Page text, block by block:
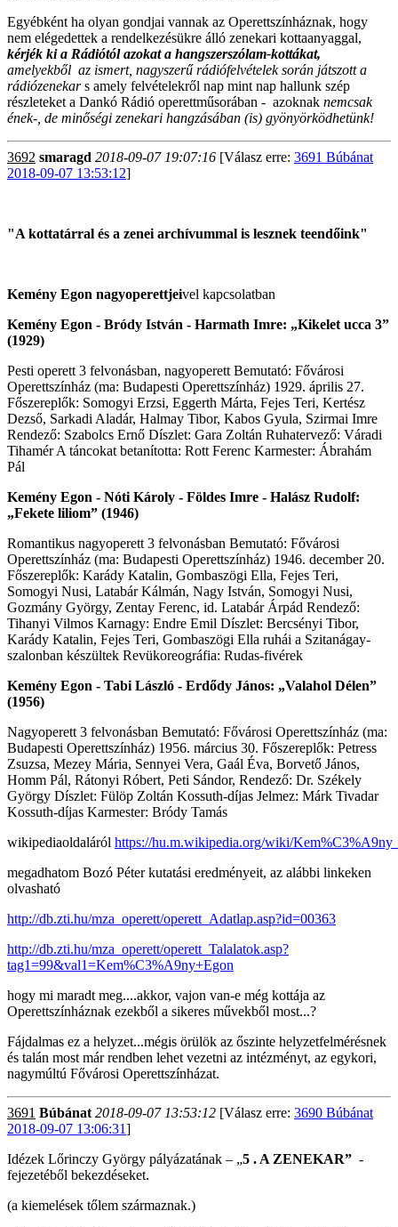
Egyébként ha olyan gondjai vannak az Operettszínháznak, hogy
nem elégedettek a rendelkezésükre álló zenekari kottaanyaggal,
kérjék ki a Rádiótól azokat a hangszerszólam-kottákat,
amelyekből az ismert, nagyszerű rádiófelvételek során játszott a
rádiózenekars amely felvételekről nap mint nap hallunk szép
részleteket a Dankó Rádió operettműsorában - azoknak nemcsak
ének-, de minőségi zenekari hangzásában (is) gyönyörködhetünk!
3692 smaragd 2018-09-07 19:07:16 [Válasz erre: 3691 Búbánat
2018-09-07 13:53:12]
"A kottatárral és a zenei archívummal is lesznek teendőink"
Kemény Egon nagyoperettjeivel kapcsolatban
Kemény Egon - Bródy István - Harmath Imre: „Kikelet ucca 3”
(1929)
Pesti operett 3 felvonásban, nagyoperett Bemutató: Fővárosi
Operettszínház (ma: Budapesti Operettszínház) 1929. április 27.
Főszereplők: Somogyi Erzsi, Eggerth Márta, Fejes Teri, Kertész
Dezső, Sarkadi Aladár, Halmay Tibor, Kabos Gyula, Szirmai Imre
Rendező: Szabolcs Ernő Díszlet: Gara Zoltán Ruhatervező: Váradi
Tihamér A táncokat betanította: Rott Ferenc Karmester: Ábrahám
Pál
Kemény Egon - Nóti Károly - Földes Imre - Halász Rudolf:
„Fekete liliom” (1946)
Romantikus nagyoperett 3 felvonásban Bemutató: Fővárosi
Operettszínház (ma: Budapesti Operettszínház) 1946. december 20.
Főszereplők: Karády Katalin, Gombaszögi Ella, Fejes Teri,
Somogyi Nusi, Latabár Kálmán, Nagy István, Somogyi Nusi,
Gozmány György, Zentay Ferenc, id. Latabár Árpád Rendező:
Tihanyi Vilmos Karnagy: Endre Emil Díszlet: Bercsényi Tibor,
Karády Katalin, Fejes Teri, Gombaszögi Ella ruhái a Szitanágay-
szalonban készültek Revükoreográfia: Rudas-fivérek
Kemény Egon - Tabi László - Erdődy János: „Valahol Délen”
(1956)
Nagyoperett 3 felvonásban Bemutató: Fővárosi Operettszínház (ma:
Budapesti Operettszínház) 1956. március 30. Főszereplők: Petress
Zsuzsa, Mezey Mária, Sennyei Vera, Gaál Éva, Borvető János,
Homm Pál, Rátonyi Róbert, Peti Sándor, Rendező: Dr. Székely
György Díszlet: Fülöp Zoltán Kossuth-díjas Jelmez: Márk Tivadar
Kossuth-díjas Karmester: Bródy Tamás
wikipediaoldaláról https://hu.m.wikipedia.org/wiki/
megadhatom Bozó Péter kutatási eredményeit, az alábbi linkeken
olvasható
http://db.zti.hu/mza_operett/operett_Adatlap.asp?id=00363
http://db.zti.hu/mza_operett/operett_Talalatok.asp?
tag1=99&val1=Kem%C3%A9ny+Egon
hogy mi maradt meg....akkor, vajon van-e még kottája az
Operettszínháznak ezekből a sikeres művekből most...?
Fájdalmas ez a helyzet...mégis örülök az őszinte helyzetfelmérésnek
és talán most már rendben lehet vezetni az intézményt, az egykori,
nagymúltú Fővárosi Operettszínházat.
3691 Búbánat 2018-09-07 13:53:12 [Válasz erre: 3690 Búbánat
2018-09-07 13:06:31]
Idézek Lőrinczy György pályázatának – „5 . A ZENEKAR” -
fejezetéből bekezdéseket.
(a kiemelések tőlem származnak.)